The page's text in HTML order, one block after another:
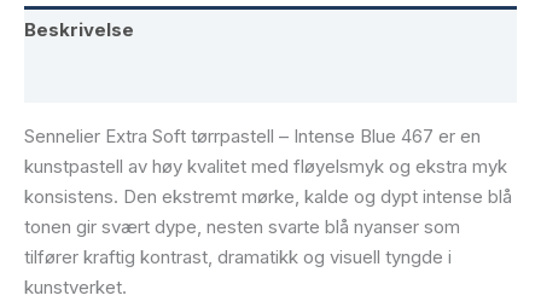
Beskrivelse
Sennelier Extra Soft tørrpastell – Intense Blue 467 er en
kunstpastell av høy kvalitet med fløyelsmyk og ekstra myk
konsistens. Den ekstremt mørke, kalde og dypt intense blå
tonen gir svært dype, nesten svarte blå nyanser som
tilfører kraftig kontrast, dramatikk og visuell tyngde i
kunstverket.